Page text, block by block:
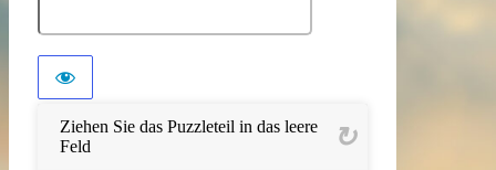
Ziehen Sie das Puzzleteil in das leere
Feld